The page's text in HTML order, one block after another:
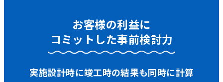
お客様の利益に
コミットした事前検討力
実施設計時に竣工時の結果も同時に計算